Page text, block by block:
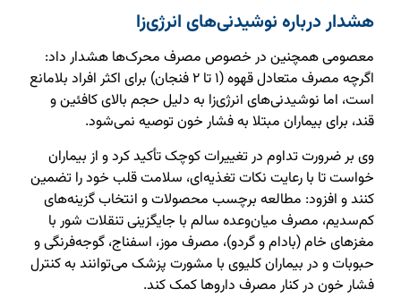
هشدار درباره نوشیدنی‌های انرژی‌زا
معصومی همچنین در خصوص مصرف محرک‌ها هشدار داد:
اگرچه مصرف متعادل قهوه (۱ تا ۲ فنجان) برای اکثر افراد بلامانع
است، اما نوشیدنی‌های انرژی‌زا به دلیل حجم بالای کافئین و
قند، برای بیماران مبتلا به فشار خون توصیه نمی‌شود.
وی بر ضرورت تداوم در تغییرات کوچک تأکید کرد و از بیماران
خواست تا با رعایت نکات تغذیه‌ای، سلامت قلب خود را تضمین
کنند و افزود: مطالعه برچسب محصولات و انتخاب گزینه‌های
کم‌سدیم، مصرف میان‌وعده سالم با جایگزینی تنقلات شور با
مغزهای خام (بادام و گردو)، مصرف موز، اسفناج، گوجه‌فرنگی و
حبوبات و در بیماران کلیوی با مشورت پزشک می‌توانند به کنترل
فشار خون در کنار مصرف داروها کمک کند.